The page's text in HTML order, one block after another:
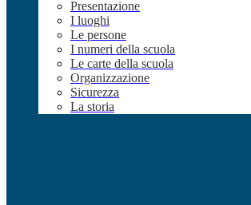
Presentazione
I luoghi
Le persone
I numeri della scuola
Le carte della scuola
Organizzazione
Sicurezza
La storia